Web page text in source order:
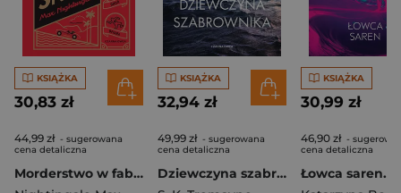
KSIĄŻKA
30,83 zł
44,99 zł - sugerowana
cena detaliczna
Morderstwo w fabryce snów
KSIĄŻKA
32,94 zł
49,99 zł - sugerowana
cena detaliczna
Dziewczyna szabrownika
KSIĄŻKA
30,99 zł
46,90 zł -
cena detaliczna